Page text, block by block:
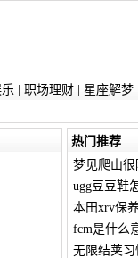
职场理财| 星座解梦|
热门推荐
梦见爬山
ugg豆豆鞋
本田xrv保
fcm是什么
无限结荚